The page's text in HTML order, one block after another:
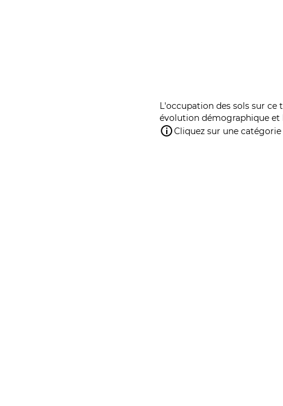
L'occupation des sols sur
évolution démographique
Cliquez sur une